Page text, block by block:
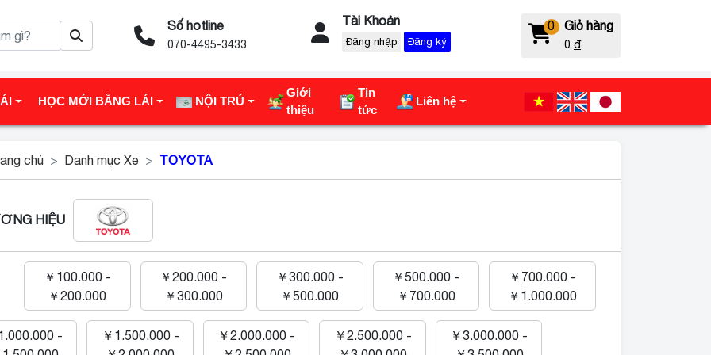
Số hotline
070-4495-3433
Tài Khoản
Đăng nhập Đăng ký
0 Giỏ hàng
0 đ
HỌC MỚI BẰNG LÁI NỘI TRÚ
Giới
thiệu
Tin
tức
Liên hệ
chủ Danh mục Xe TOYOTA
HIỆU
￥100.000 -
￥200.000
￥200.000 -
￥300.000
￥300.000 -
￥500.000
￥500.000 -
￥700.000
￥700.000 -
￥1.000.000
-
￥1.500.000 -
￥2.000.000 -
￥2.500.000 -
￥3.000.000 -